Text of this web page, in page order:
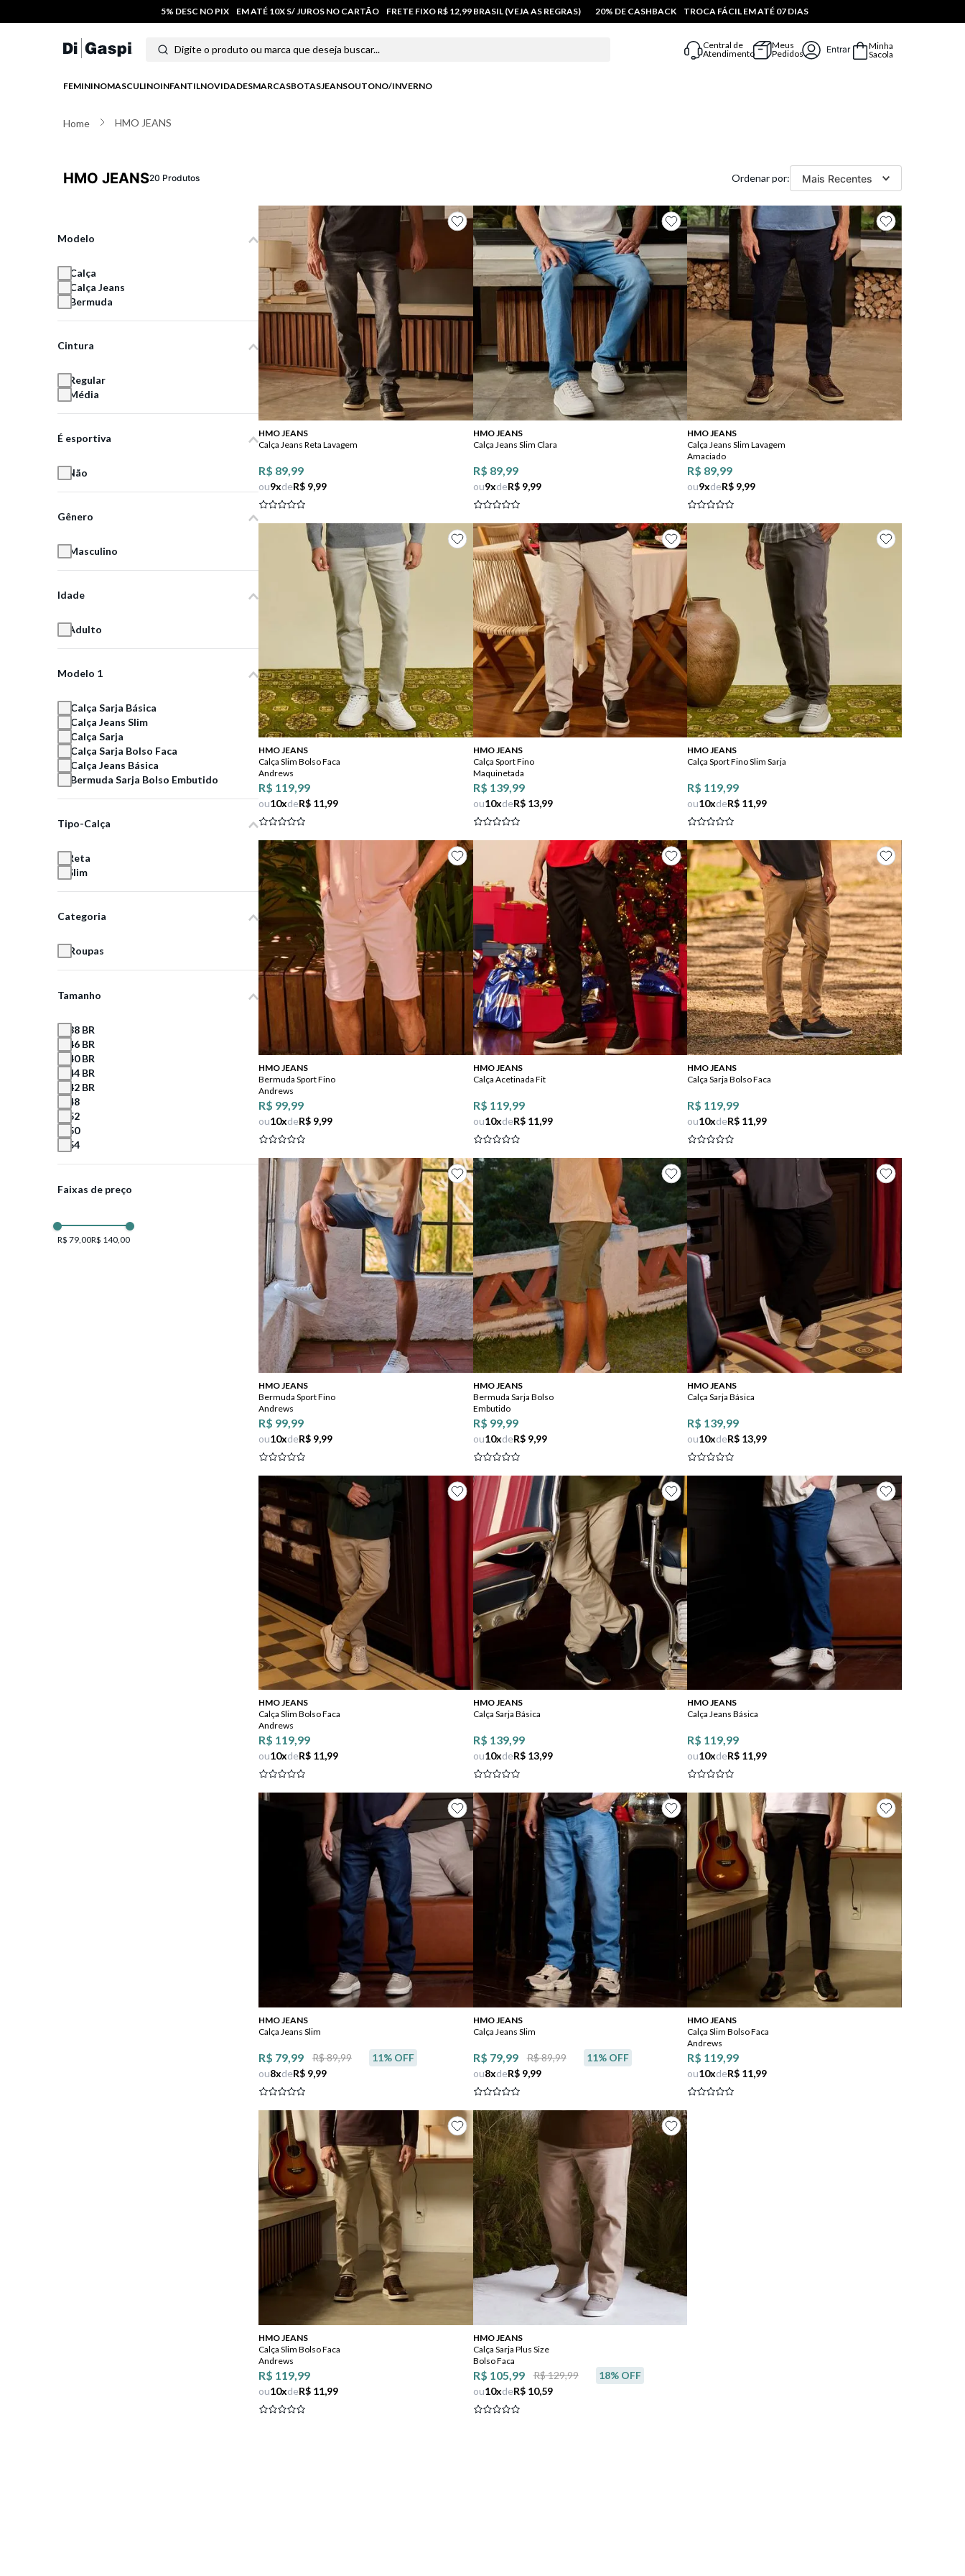
5% DESC NO PIX EM ATÉ 10X S/ JUROS NO CARTÃO FRETE FIXO R$ 12,99 BRASIL (VEJA AS REGRAS) 20% DE CASHBACK TROCA FÁCIL EM ATÉ 07 DIAS
Digite o produto ou marca que deseja buscar...
Central de
Atendimento
Meus
Pedidos
Entrar
Minha
Sacola
FEMININOMASCULINOINFANTILNOVIDADESMARCASBOTASJEANSOUTONO/INVERNO
HMO JEANS
HMO JEANS20 Produtos Mais Recentes
Categoria
Roupas
Modelo
Calça
Calça Jeans
Bermuda
Cintura
Regular
Média
É esportiva
Não
Gênero
Masculino
Idade
Adulto
Modelo 1
Calça Sarja Básica
Calça Jeans Slim
Calça Sarja
Calça Sarja Bolso Faca
Calça Jeans Básica
Bermuda Sarja Bolso Embutido
Tamanho
38 BR
46 BR
40 BR
44 BR
42 BR
48
52
50
54
Tipo-Calça
Reta
Slim
Faixas de preço
R$ 79,00R$ 140,00
Comprar
HMO JEANS
Calça Jeans Reta Lavagem
R$ 89,99
ou9xdeR$ 9,99
Comprar
HMO JEANS
Calça Jeans Slim Clara
R$ 89,99
ou9xdeR$ 9,99
Comprar
HMO JEANS
Calça Jeans Slim Lavagem
Amaciado
R$ 89,99
ou9xdeR$ 9,99
Comprar
HMO JEANS
Calça Slim Bolso Faca
Andrews
R$ 119,99
ou10xdeR$ 11,99
Comprar
HMO JEANS
Calça Sport Fino
Maquinetada
R$ 139,99
ou10xdeR$ 13,99
Comprar
HMO JEANS
Calça Sport Fino Slim Sarja
R$ 119,99
ou10xdeR$ 11,99
Comprar
HMO JEANS
Bermuda Sport Fino
Andrews
R$ 99,99
ou10xdeR$ 9,99
Comprar
HMO JEANS
Calça Acetinada Fit
R$ 119,99
ou10xdeR$ 11,99
Comprar
HMO JEANS
Calça Sarja Bolso Faca
R$ 119,99
ou10xdeR$ 11,99
Comprar
HMO JEANS
Bermuda Sport Fino
Andrews
R$ 99,99
ou10xdeR$ 9,99
Comprar
HMO JEANS
Bermuda Sarja Bolso
Embutido
R$ 99,99
ou10xdeR$ 9,99
Comprar
HMO JEANS
Calça Sarja Básica
R$ 139,99
ou10xdeR$ 13,99
Comprar
HMO JEANS
Calça Slim Bolso Faca
Andrews
R$ 119,99
ou10xdeR$ 11,99
Comprar
HMO JEANS
Calça Sarja Básica
R$ 139,99
ou10xdeR$ 13,99
Comprar
HMO JEANS
Calça Jeans Básica
R$ 119,99
ou10xdeR$ 11,99
Comprar
HMO JEANS
Calça Jeans Slim
R$ 79,99 R$ 89,99 11% OFF
ou8xdeR$ 9,99
Comprar
HMO JEANS
Calça Jeans Slim
R$ 79,99 R$ 89,99 11% OFF
ou8xdeR$ 9,99
Comprar
HMO JEANS
Calça Slim Bolso Faca
Andrews
R$ 119,99
ou10xdeR$ 11,99
Comprar
HMO JEANS
Calça Slim Bolso Faca
Andrews
R$ 119,99
ou10xdeR$ 11,99
Comprar
HMO JEANS
Calça Sarja Plus Size
Bolso Faca
R$ 105,99 R$ 129,99 18% OFF
ou10xdeR$ 10,59